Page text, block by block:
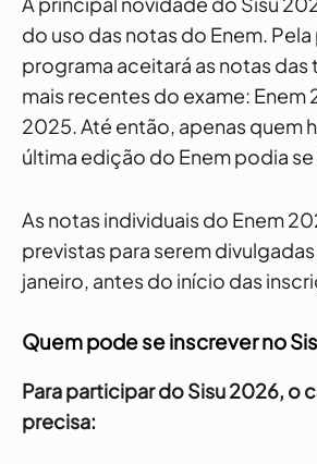
do uso das notas do Enem. Pela
programa aceitará as notas
mais recentes do exame: Enem
2025. Até então, apenas quem
última edição do Enem podia
As notas individuais do Enem
previstas para serem divulgadas
janeiro, antes do início das
Quem pode se inscrever no
Para participar do Sisu 2026, o
precisa: